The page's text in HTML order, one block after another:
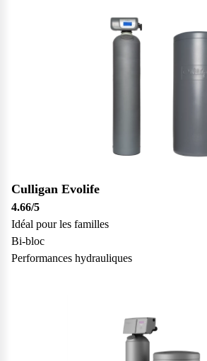
Culligan Evolife
4.66/5
Idéal pour les familles
Bi-bloc
Performances hydrauliques